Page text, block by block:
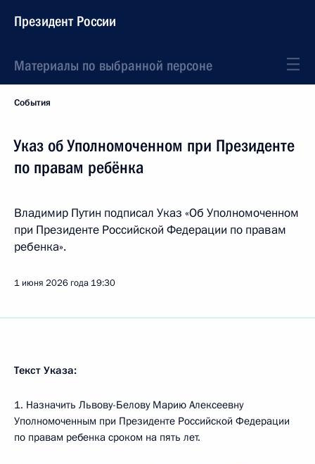
Президент России
Материалы по выбранной персоне
События
Указ об Уполномоченном при Президенте
по правам ребёнка
Владимир Путин подписал Указ «Об Уполномоченном
при Президенте Российской Федерации по правам
ребенка».
1 июня 2026 года 19:30
Текст Указа:
1. Назначить Львову-Белову Марию Алексеевну
Уполномоченным при Президенте Российской Федерации
по правам ребенка сроком на пять лет.